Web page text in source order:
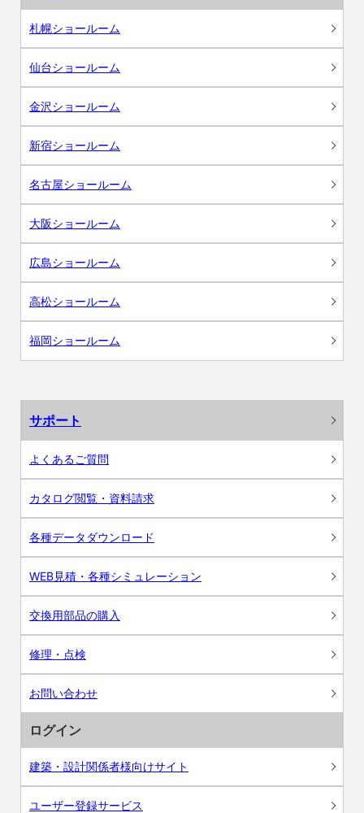
札幌ショールーム
仙台ショールーム
金沢ショールーム
新宿ショールーム
名古屋ショールーム
大阪ショールーム
広島ショールーム
高松ショールーム
福岡ショールーム
サポート
よくあるご質問
カタログ閲覧・資料請求
各種データダウンロード
WEB見積・各種シミュレーション
交換用部品の購入
修理・点検
お問い合わせ
ログイン
建築・設計関係者様向けサイト
ユーザー登録サービス